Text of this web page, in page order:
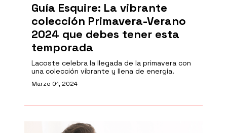
Guía Esquire: La vibrante
colección Primavera-Verano
2024 que debes tener esta
temporada
Lacoste celebra la llegada de la primavera con
una colección vibrante y llena de energía.
Marzo 01, 2024